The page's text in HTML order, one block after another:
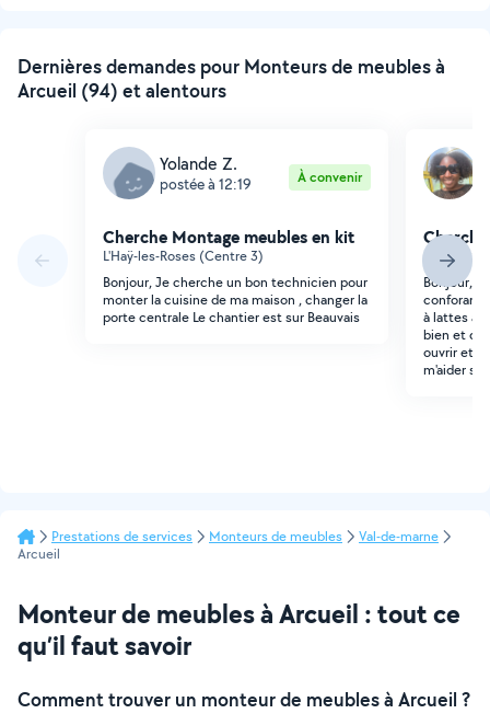
Dernières demandes pour Monteurs de meubles à
Arcueil (94) et alentours
Yolande Z.
postée à 12:19 À convenir
Cherche Montage meubles en kit
L'Haÿ-les-Roses (Centre 3)
Bonjour, Je cherche un bon technicien pour
monter la cuisine de ma maison , changer la
porte centrale Le chantier est sur Beauvais
Ivry-sur-
Bonjour,
à lattes
bien et
ouvrir et
m'aider
Prestations de services Monteurs de meubles
Val-de-marne
Arcueil
Monteur de meubles à Arcueil : tout ce
qu’il faut savoir
Comment trouver un monteur de meubles à Arcueil ?